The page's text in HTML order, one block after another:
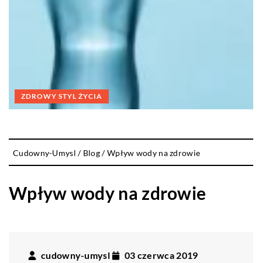
ZDROWY STYL ŻYCIA
Cudowny-Umysl / Blog/Wpływ wody na zdrowie
Wpływ wody na zdrowie
cudowny-umysl
03 czerwca 2019